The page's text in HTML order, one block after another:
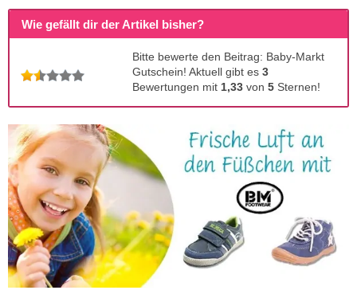
Wie gefällt dir der Artikel bisher?
Bitte bewerte den Beitrag: Baby-Markt
Gutschein! Aktuell gibt es 3
Bewertungen mit 1,33 von 5 Sternen!